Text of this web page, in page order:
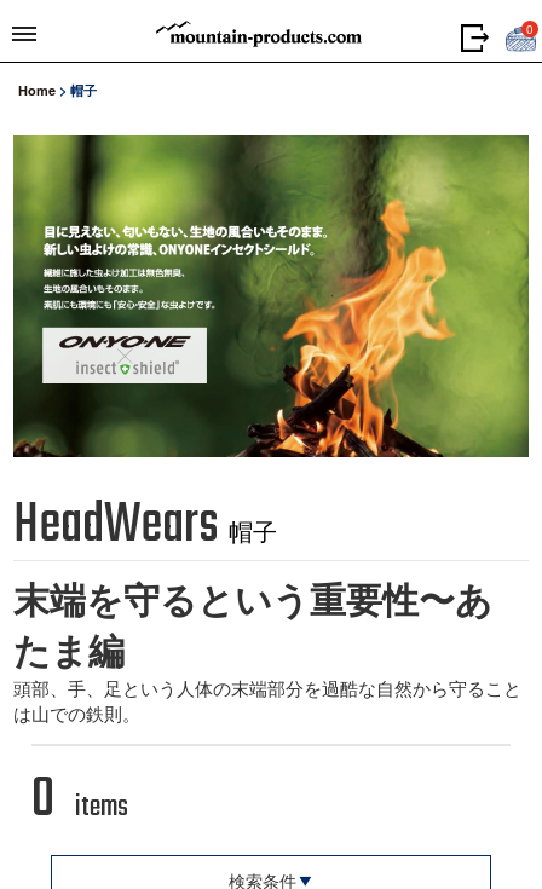
0
Home > 帽子
HeadWears 帽子
末端を守るという重要性〜あ
たま編
頭部、手、足という人体の末端部分を過酷な自然から守ること
は山での鉄則。
0 items
検索条件